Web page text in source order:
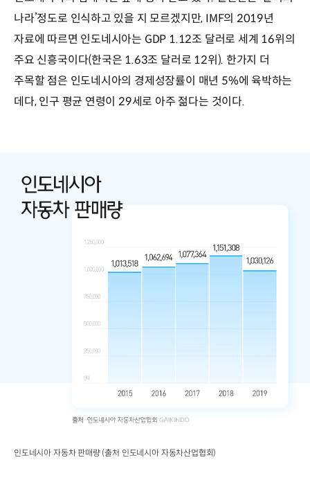
나라’정도로 인식하고 있을 지 모르겠지만, IMF의 2019년
자료에 따르면 인도네시아는 GDP 1.12조 달러로 세계 16위의
주요 신흥국이다(한국은 1.63조 달러로 12위). 한가지 더
주목할 점은 인도네시아의 경제성장률이 매년 5%에 육박하는
데다, 인구 평균 연령이 29세로 아주 젊다는 것이다.
인도네시아 자동차 판매량 (출처 인도네시아 자동차산업협회)